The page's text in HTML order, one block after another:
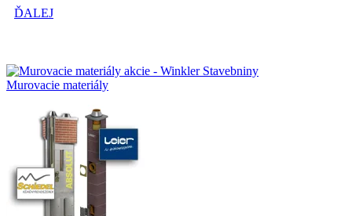
ĎALEJ
Murovacie materiály